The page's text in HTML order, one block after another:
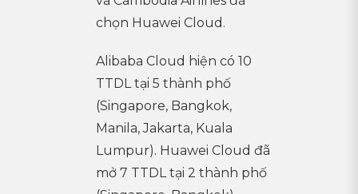
chọn Huawei Cloud.
Alibaba Cloud hiện có 10
TTDL tại 5 thành phố
(Singapore, Bangkok,
Manila, Jakarta, Kuala
Lumpur). Huawei Cloud đã
mở 7 TTDL tại 2 thành phố